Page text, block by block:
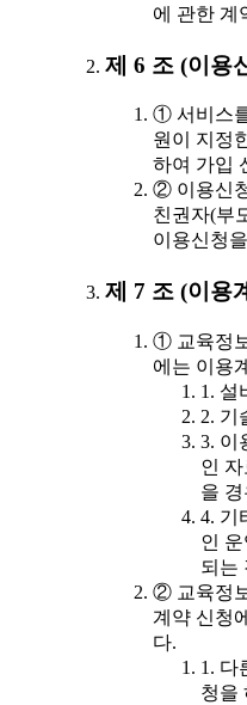
에 관한 계
제 6 조 (이용
① 서비스
원이 지정
하여 가입
② 이용신
친권자(부
이용신청
제 7 조 (이용
① 교육정
에는 이용
1. 설
2. 기
3. 이
인
을 경
4. 기
인
되는
② 교육정
계약 신청
다.
1. 다
청을